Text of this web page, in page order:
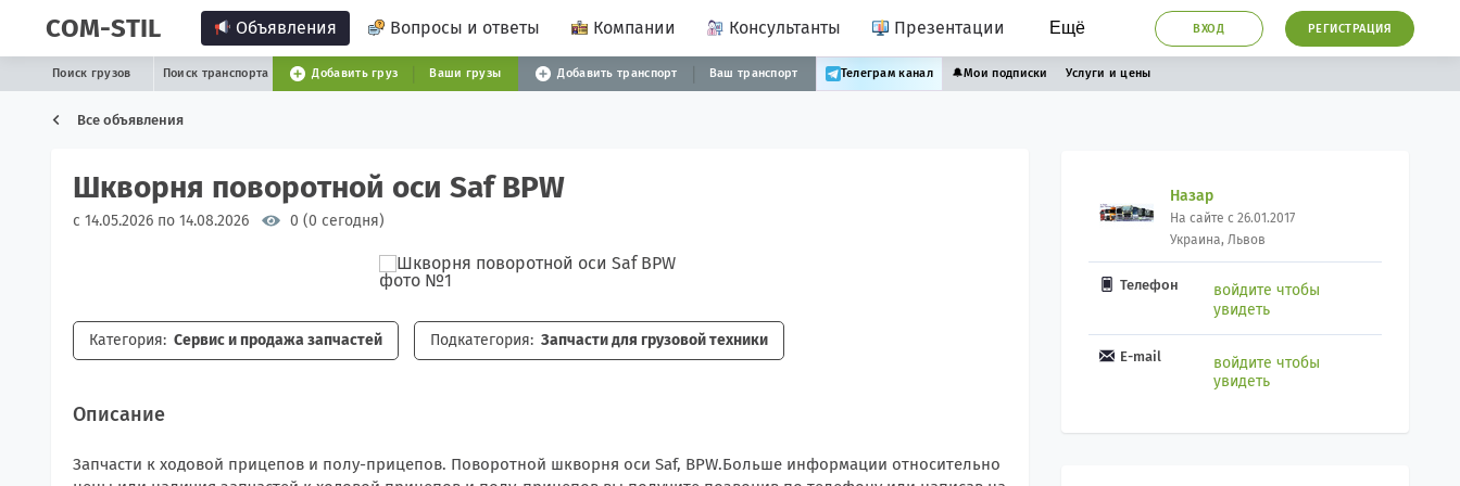
COM-STIL Объявления Вопросы и ответы Компании Консультанты Презентации Ещё ВХОД РЕГИСТРАЦИЯ
Поиск грузов Поиск транспорта Добавить груз Ваши грузы Добавить транспорт Ваш транспорт Телеграм канал 🔔Мои подписки Услуги и цены
Все объявления
Шкворня поворотной оси Saf BPW
с 14.05.2026 по 14.08.2026 0 (0 сегодня)
Категория: Сервис и продажа запчастей Подкатегория: Запчасти для грузовой техники
Описание
Запчасти к ходовой прицепов и полу-прицепов. Поворотной шкворня оси Saf, BPW.Больше информации относительно
Назар
На сайте с 26.01.2017
Украина, Львов
Телефон
войдите чтобы
увидеть
E-mail
войдите чтобы
увидеть